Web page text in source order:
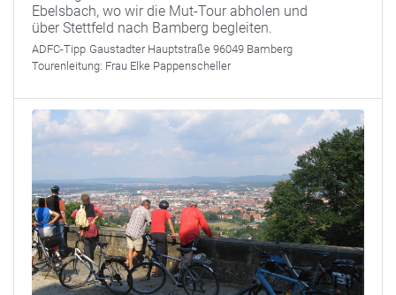
Ebelsbach, wo wir die Mut-Tour abholen und
über Stettfeld nach Bamberg begleiten.
ADFC-Tipp Gaustadter Hauptstraße 96049 Bamberg
Tourenleitung: Frau Elke Pappenscheller